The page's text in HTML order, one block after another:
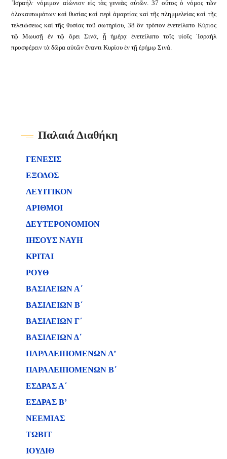
᾿Ισραήλ· νόμιμον αἰώνιον εἰς τὰς γενεὰς αὐτῶν. 37 οὗτος ὁ νόμος τῶν
ὁλοκαυτωμάτων καὶ θυσίας καὶ περὶ ἁμαρτίας καὶ τῆς πλημμελείας καὶ τῆς
τελειώσεως καὶ τῆς θυσίας τοῦ σωτηρίου, 38 ὃν τρόπον ἐνετείλατο Κύριος
τῷ Μωυσῇ ἐν τῷ ὄρει Σινά, ᾗ ἡμέρᾳ ἐνετείλατο τοῖς υἱοῖς ᾿Ισραὴλ
προσφέρειν τὰ δῶρα αὐτῶν ἔναντι Κυρίου ἐν τῇ ἐρήμῳ Σινά.
Παλαιά Διαθήκη
ΓΕΝΕΣΙΣ
ΕΞΟΔΟΣ
ΛΕΥΙΤΙΚΟΝ
ΑΡΙΘΜΟΙ
ΔΕΥΤΕΡΟΝΟΜΙΟΝ
ΙΗΣΟΥΣ ΝΑΥΗ
ΚΡΙΤΑΙ
ΡΟΥΘ
ΒΑΣΙΛΕΙΩΝ Α΄
ΒΑΣΙΛΕΙΩΝ B΄
ΒΑΣΙΛΕΙΩΝ Γ΄
ΒΑΣΙΛΕΙΩΝ Δ΄
ΠΑΡΑΛΕΙΠΟΜΕΝΩΝ Α’
ΠΑΡΑΛΕΙΠΟΜΕΝΩΝ Β΄
ΕΣΔΡΑΣ Α΄
ΕΣΔΡΑΣ Β’
ΝΕΕΜΙΑΣ
ΤΩΒΙΤ
ΙΟΥΔΙΘ